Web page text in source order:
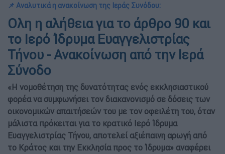
📌 Αναλυτικά η ανακοίνωση της Ιεράς Συνόδου:
Ολη η αλήθεια για το άρθρο 90 και
το Ιερό Ίδρυμα Ευαγγελιστρίας
Τήνου - Ανακοίνωση από την Ιερά
Σύνοδο
«Η νομοθέτηση της δυνατότητας ενός εκκλησιαστικού
φορέα να συμφωνήσει τον διακανονισμό σε δόσεις των
οικονομικών απαιτήσεών του με τον οφειλέτη του, όταν
μάλιστα πρόκειται για το κρατικό Ιερό Ίδρυμα
Ευαγγελιστρίας Τήνου, αποτελεί αξιέπαινη αρωγή από
το Κράτος και την Εκκλησία προς το Ίδρυμα» αναφέρει